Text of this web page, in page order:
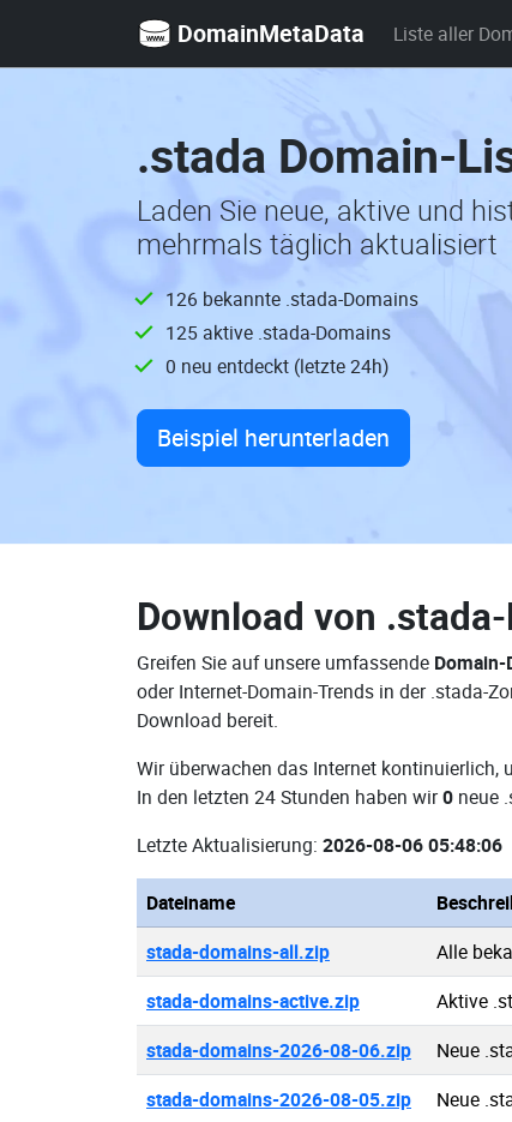
DomainMetaData Liste aller
.stada Domain-
Laden Sie neue, aktive und
mehrmals täglich aktualisiert
126 bekannte .stada-Domains
125 aktive .stada-Domains
0 neu entdeckt (letzte 24h)
Beispiel herunterladen
Download von
Greifen Sie auf unsere umfassende
oder Internet-Domain-Trends in der .stada-
Download bereit.
Wir überwachen das Internet kontinuierlich,
In den letzten 24 Stunden haben wir0 neue
Letzte Aktualisierung: 2026-08-06 05:48:06
Dateiname
stada-domains-all.zip Alle
stada-domains-active.zip Aktive
stada-domains-2026-08-06.zip Neue
stada-domains-2026-08-05.zip Neue